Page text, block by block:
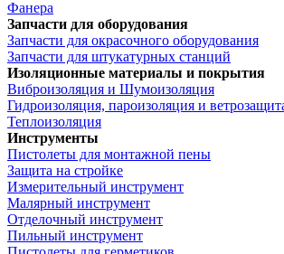
Фанера
Запчасти для оборудования
Запчасти для окрасочного оборудования
Запчасти для штукатурных станций
Изоляционные материалы и покрытия
Виброизоляция и Шумоизоляция
Гидроизоляция, пароизоляция и
Теплоизоляция
Инструменты
Пистолеты для монтажной пены
Защита на стройке
Измерительный инструмент
Малярный инструмент
Отделочный инструмент
Пильный инструмент